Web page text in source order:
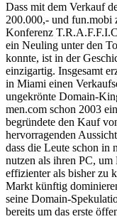
Dass mit dem Verkauf
200.000,- und fun.mobi
Konferenz
ein Neuling unter den
konnte, ist in der
einzigartig. Insgesamt
in Miami einen
ungekrönte Domain-
men.com schon 2003
begründete den Kauf
hervorragenden
dass die Leute schon
nutzen als ihren PC,
effizienter als bisher zu
Markt künftig
seine Domain-
bereits um das erste